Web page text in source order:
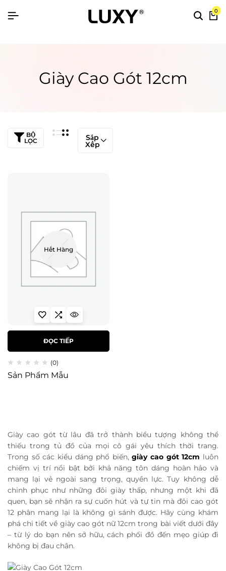
0
Giày Cao Gót 12cm
BỘ
LỌC
Sắp
Xếp
Hết Hàng
ĐỌC TIẾP
(0)
Sản Phẩm Mẫu
Giày cao gót từ lâu đã trở thành biểu tượng không thể
thiếu trong tủ đồ của mọi cô gái yêu thích thời trang.
Trong số các kiểu dáng phổ biến,giày cao gót 12cm luôn
chiếm vị trí nổi bật bởi khả năng tôn dáng hoàn hảo và
mang lại vẻ ngoài sang trọng, quyền lực. Tuy không dễ
chinh phục như những đôi giày thấp, nhưng một khi đã
quen, bạn sẽ nhận ra sự cuốn hút và tự tin mà đôi cao gót
12 phân mang lại là không gì sánh được. Hãy cùng khám
phá chi tiết về giày cao gót nữ 12cm trong bài viết dưới đây
– từ lý do bạn nên sở hữu, cách phối đồ đến mẹo giúp đi
không bị đau chân.